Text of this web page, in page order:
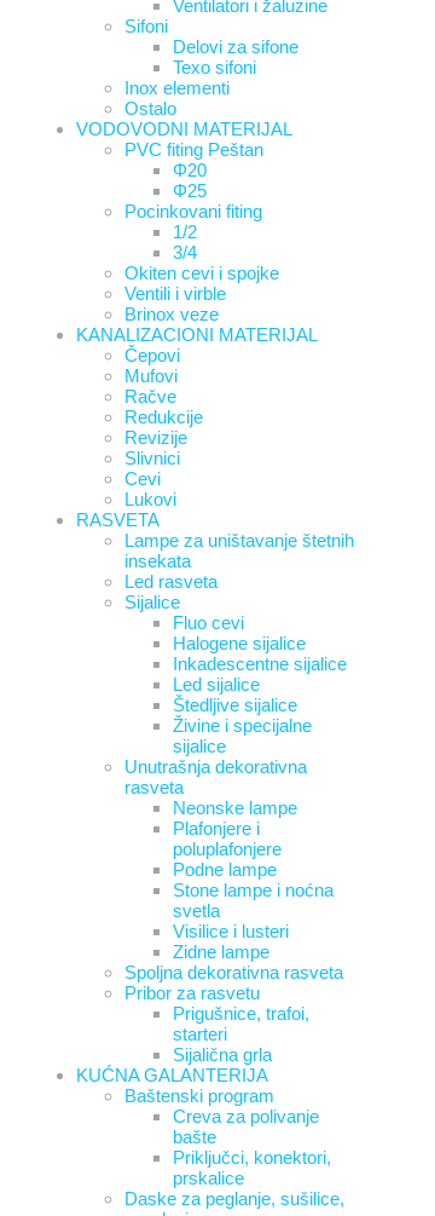
Ventilatori i žaluzine
Sifoni
Delovi za sifone
Texo sifoni
Inox elementi
Ostalo
VODOVODNI MATERIJAL
PVC fiting Peštan
Φ20
Φ25
Pocinkovani fiting
1/2
3/4
Okiten cevi i spojke
Ventili i virble
Brinox veze
KANALIZACIONI MATERIJAL
Čepovi
Mufovi
Račve
Redukcije
Revizije
Slivnici
Cevi
Lukovi
RASVETA
Lampe za uništavanje štetnih
insekata
Led rasveta
Sijalice
Fluo cevi
Halogene sijalice
Inkadescentne sijalice
Led sijalice
Štedljive sijalice
Živine i specijalne
sijalice
Unutrašnja dekorativna
rasveta
Neonske lampe
Plafonjere i
poluplafonjere
Podne lampe
Stone lampe i noćna
svetla
Visilice i lusteri
Zidne lampe
Spoljna dekorativna rasveta
Pribor za rasvetu
Prigušnice, trafoi,
starteri
Sijalična grla
KUĆNA GALANTERIJA
Baštenski program
Creva za polivanje
bašte
Priključci, konektori,
prskalice
Daske za peglanje, sušilice,